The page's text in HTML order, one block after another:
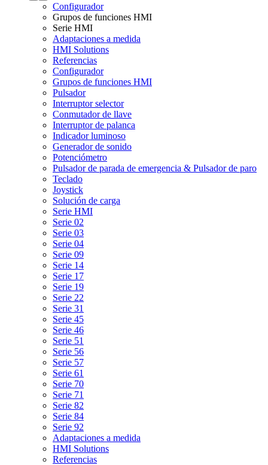
Configurador
Grupos de funciones HMI
Serie HMI
Adaptaciones a medida
HMI Solutions
Referencias
Configurador
Grupos de funciones HMI
Pulsador
Interruptor selector
Conmutador de llave
Interruptor de palanca
Indicador luminoso
Generador de sonido
Potenciómetro
Pulsador de parada de emergencia & Pulsador de paro
Teclado
Joystick
Solución de carga
Serie HMI
Serie 02
Serie 03
Serie 04
Serie 09
Serie 14
Serie 17
Serie 19
Serie 22
Serie 31
Serie 45
Serie 46
Serie 51
Serie 56
Serie 57
Serie 61
Serie 70
Serie 71
Serie 82
Serie 84
Serie 92
Adaptaciones a medida
HMI Solutions
Referencias